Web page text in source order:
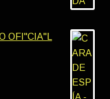
OFI"CIA"L